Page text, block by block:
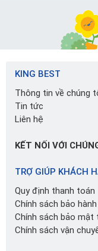
KING BEST
Thông tin về chúng
Tin tức
Liên hệ
KẾT NỐI VỚI
TRỢ GIÚP KHÁCH
Quy định thanh toán
Chính sách bảo
Chính sách bảo mật
Chính sách vận